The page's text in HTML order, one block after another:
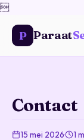

P Paraat
Contact
15 mei 2026· 1